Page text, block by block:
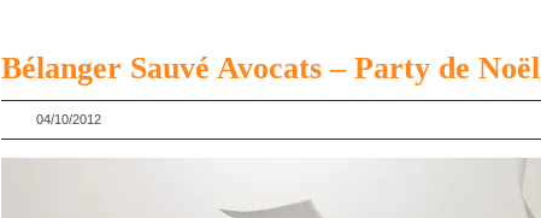
Bélanger Sauvé Avocats – Party de
04/10/2012